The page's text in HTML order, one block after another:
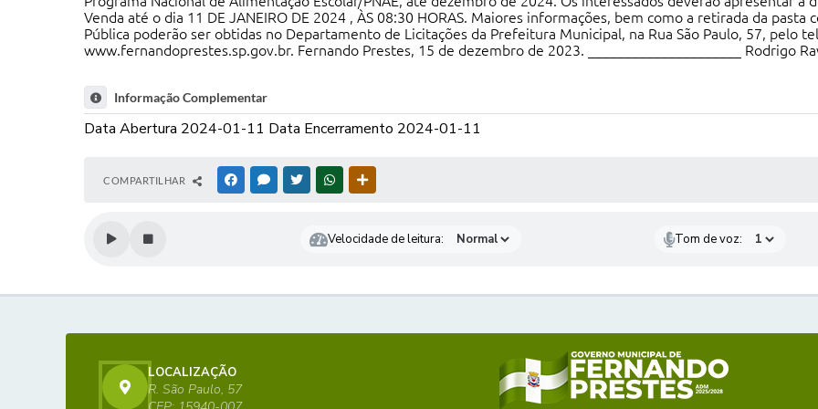
Venda até o dia 11 DE JANEIRO DE 2024 , ÀS 08:30 HORAS. Maiores informações, bem como a retirada da
Pública poderão ser obtidas no Departamento de Licitações da Prefeitura Municipal, na Rua São Paulo, 57, pelo
www.fernandoprestes.sp.gov.br. Fernando Prestes, 15 de dezembro de 2023. _____________________ Rodrigo
Informação Complementar
Data Abertura 2024-01-11 Data Encerramento 2024-01-11
COMPARTILHAR FACEBOOKMESSENGER
TWITTERWHATSAPP
Velocidade de leitura: Tom de voz:
LOCALIZAÇÃO
R. São Paulo, 57